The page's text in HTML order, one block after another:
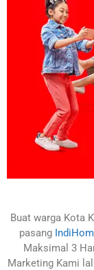
Buat warga Kota
pasang
Maksimal 3
Marketing Kami